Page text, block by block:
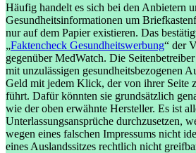
Häufig handelt es sich bei den Anbietern
Gesundheitsinformationen um
nur auf dem Papier existieren. Das
„Faktencheck Gesundheitswerbung“ der
gegenüber MedWatch. Die
mit unzulässigen gesundheitsbezogenen
Geld mit jedem Klick, der von ihrer Seite
führt. Dafür könnten sie grundsätzlich
wie der oben erwähnte Hersteller. Es ist
Unterlassungsansprüche durchzusetzen,
wegen eines falschen Impressums nicht
eines Auslandssitzes rechtlich nicht